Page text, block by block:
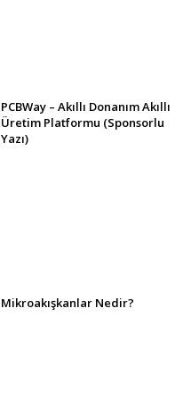
PCBWay – Akıllı Donanım Akıllı
Üretim Platformu (Sponsorlu
Yazı)
Mikroakışkanlar Nedir?